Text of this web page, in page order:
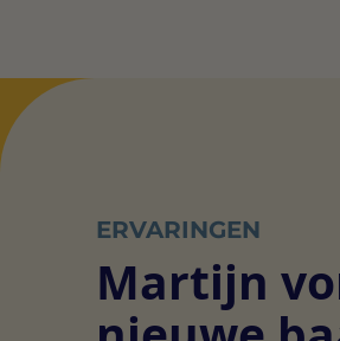
ERVARINGEN
Martijn